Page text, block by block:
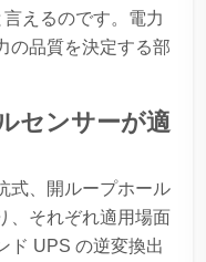
えるのです。電力
の品質を決定する部
センサーが適
式、開ループホール
、それぞれ適用場面
ド UPS の逆変換出